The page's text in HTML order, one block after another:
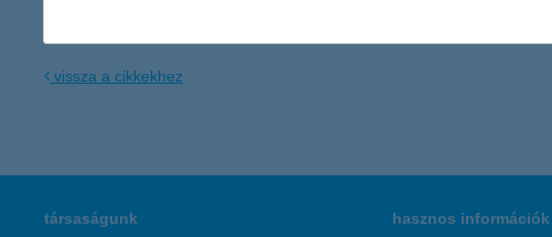
vissza a cikkekhez
társaságunk hasznos információk